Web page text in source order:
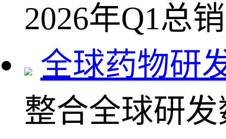
2026年Q1总
全球药物研
整合全球研